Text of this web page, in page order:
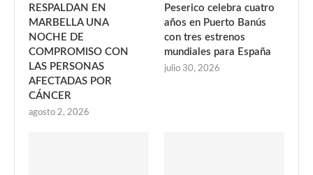
RESPALDAN EN
MARBELLA UNA
NOCHE DE
COMPROMISO CON
LAS PERSONAS
AFECTADAS POR
CÁNCER
agosto 2, 2026
Peserico celebra cuatro
años en Puerto Banús
con tres estrenos
mundiales para España
julio 30, 2026